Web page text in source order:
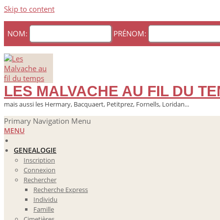
Skip to content
NOM: PRÉNOM:
LES MALVACHE AU FIL DU
mais aussi les Hermary, Bacquaert, Petitprez, Fornells, Loridan...
Primary Navigation Menu
MENU
GENEALOGIE
Inscription
Connexion
Rechercher
Recherche Express
Individu
Famille